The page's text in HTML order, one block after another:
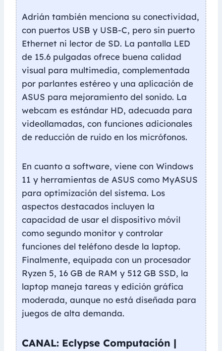
Adrián también menciona su conectividad,
con puertos USB y USB-C, pero sin puerto
Ethernet ni lector de SD. La pantalla LED
de 15.6 pulgadas ofrece buena calidad
visual para multimedia, complementada
por parlantes estéreo y una aplicación de
ASUS para mejoramiento del sonido. La
webcam es estándar HD, adecuada para
videollamadas, con funciones adicionales
de reducción de ruido en los micrófonos.
En cuanto a software, viene con Windows
11 y herramientas de ASUS como MyASUS
para optimización del sistema. Los
aspectos destacados incluyen la
capacidad de usar el dispositivo móvil
como segundo monitor y controlar
funciones del teléfono desde la laptop.
Finalmente, equipada con un procesador
Ryzen 5, 16 GB de RAM y 512 GB SSD, la
laptop maneja tareas y edición gráfica
moderada, aunque no está diseñada para
juegos de alta demanda.
CANAL: Eclypse Computación |